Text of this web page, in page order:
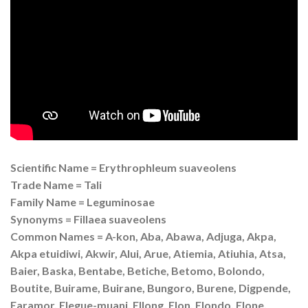
Scientific Name = Erythrophleum suaveolens
Trade Name = Tali
Family Name = Leguminosae
Synonyms = Fillaea suaveolens
Common Names = A-kon, Aba, Abawa, Adjuga, Akpa,
Akpa etuidiwi, Akwir, Alui, Arue, Atiemia, Atiuhia, Atsa,
Baier, Baska, Bentabe, Betiche, Betomo, Bolondo,
Boutite, Buirame, Buirane, Bungoro, Burene, Digpende,
Earamor, Elegue-muani, Ellong, Elon, Elondo, Elone,